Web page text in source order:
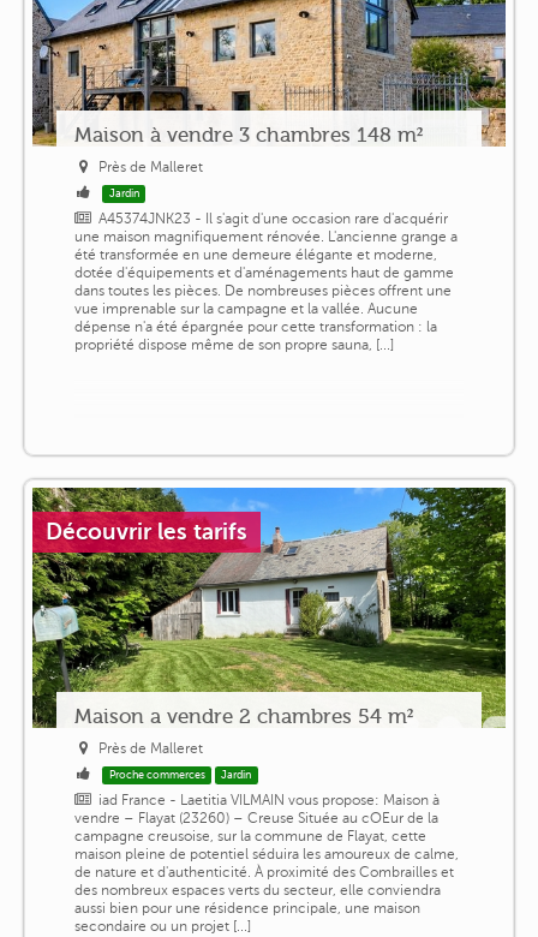
Maison à vendre 3 chambres 148 m²
Près de Malleret
Jardin
A45374JNK23 - Il s'agit d'une occasion rare d'acquérir
une maison magnifiquement rénovée. L'ancienne grange a
été transformée en une demeure élégante et moderne,
dotée d'équipements et d'aménagements haut de gamme
dans toutes les pièces. De nombreuses pièces offrent une
vue imprenable sur la campagne et la vallée. Aucune
dépense n'a été épargnée pour cette transformation : la
propriété dispose même de son propre sauna, [...]
Découvrir les tarifs
Maison a vendre 2 chambres 54 m²
Près de Malleret
Proche commerces Jardin
iad France - Laetitia VILMAIN vous propose: Maison à
vendre – Flayat (23260) – Creuse Située au cOEur de la
campagne creusoise, sur la commune de Flayat, cette
maison pleine de potentiel séduira les amoureux de calme,
de nature et d'authenticité. À proximité des Combrailles et
des nombreux espaces verts du secteur, elle conviendra
aussi bien pour une résidence principale, une maison
secondaire ou un projet [...]